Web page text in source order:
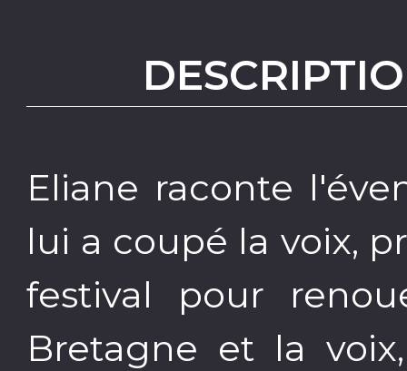
Eliane raconte
lui a coupé la voix,
festival pour
Bretagne et la